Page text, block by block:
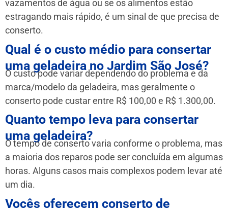
vazamentos de água ou se os alimentos estão
estragando mais rápido, é um sinal de que precisa de
conserto.
Qual é o custo médio para consertar
uma geladeira no Jardim São José?
O custo pode variar dependendo do problema e da
marca/modelo da geladeira, mas geralmente o
conserto pode custar entre R$ 100,00 e R$ 1.300,00.
Quanto tempo leva para consertar
uma geladeira?
O tempo de conserto varia conforme o problema, mas
a maioria dos reparos pode ser concluída em algumas
horas. Alguns casos mais complexos podem levar até
um dia.
Vocês oferecem conserto de